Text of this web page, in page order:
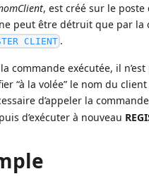
, est créé sur le poste
peut être détruit que par la
CLIENT .
commande exécutée, il
“à la volée” le nom du client
d’appeler la
d’exécuter à nouveau